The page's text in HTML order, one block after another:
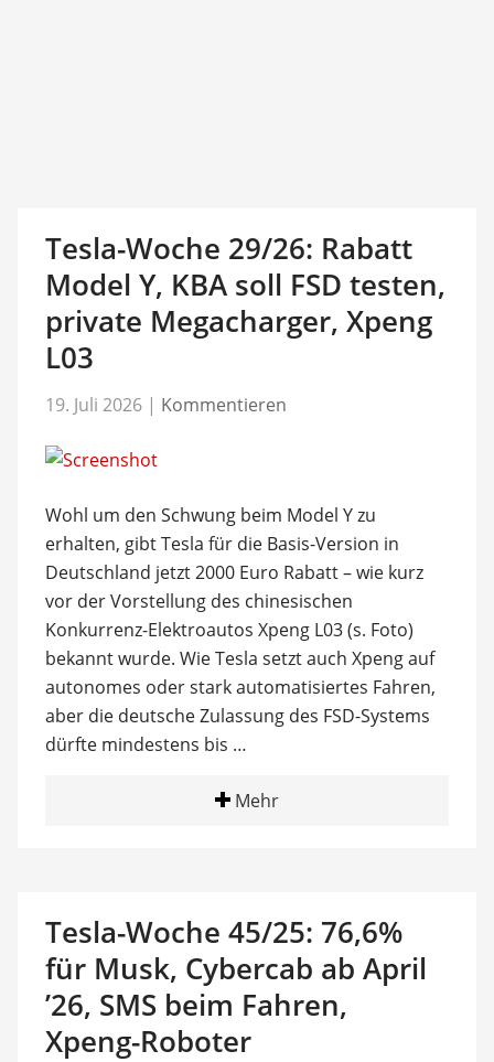
Tesla-Woche 29/26: Rabatt
Model Y, KBA soll FSD testen,
private Megacharger, Xpeng
L03
19. Juli 2026 | Kommentieren
Wohl um den Schwung beim Model Y zu
erhalten, gibt Tesla für die Basis-Version in
Deutschland jetzt 2000 Euro Rabatt – wie kurz
vor der Vorstellung des chinesischen
Konkurrenz-Elektroautos Xpeng L03 (s. Foto)
bekannt wurde. Wie Tesla setzt auch Xpeng auf
autonomes oder stark automatisiertes Fahren,
aber die deutsche Zulassung des FSD-Systems
dürfte mindestens bis …
Mehr
Tesla-Woche 45/25: 76,6%
für Musk, Cybercab ab April
’26, SMS beim Fahren,
Xpeng-Roboter